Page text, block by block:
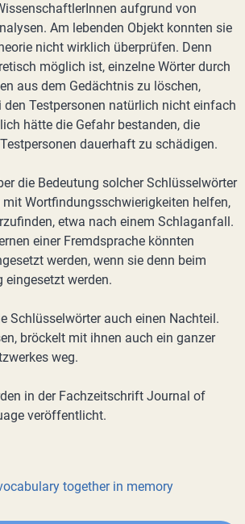
aufgrund von
Am lebenden Objekt konnten sie
nicht wirklich überprüfen. Denn
möglich ist, einzelne Wörter durch
aus dem Gedächtnis zu löschen,
den Testpersonen natürlich nicht einfach
hätte die Gefahr bestanden, die
dauerhaft zu schädigen.
die Bedeutung solcher Schlüsselwörter
Wortfindungsschwierigkeiten helfen,
etwa nach einem Schlaganfall.
einer Fremdsprache könnten
werden, wenn sie denn beim
eingesetzt werden.
Schlüsselwörter auch einen Nachteil.
bröckelt mit ihnen auch ein ganzer
weg.
in der Fachzeitschrift Journal of
veröffentlicht.
together in memory